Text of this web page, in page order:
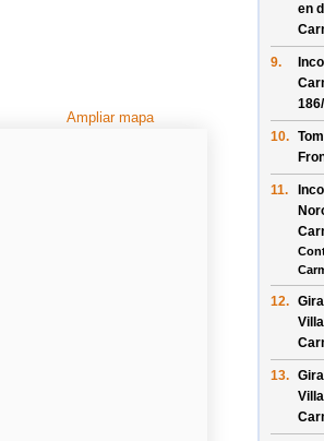
Ampliar mapa
en
9.
10.
11.
12.
13.